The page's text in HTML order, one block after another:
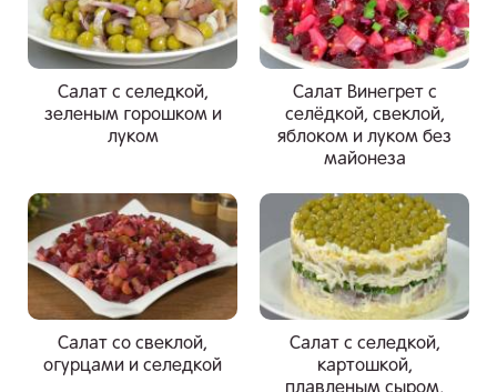
Салат с селедкой,
зеленым горошком и
луком
Салат Винегрет с
селёдкой, свеклой,
яблоком и луком без
майонеза
Салат со свеклой,
огурцами и селедкой
Салат с селедкой,
картошкой,
плавленым сыром,